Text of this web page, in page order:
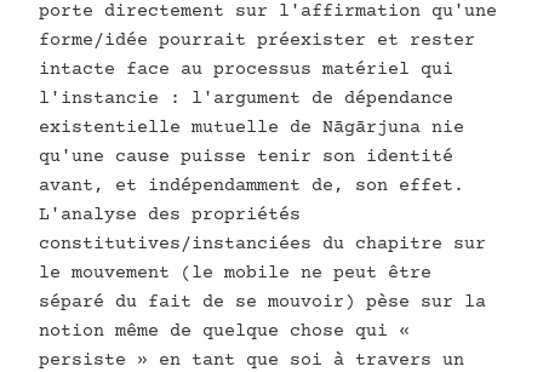
porte directement sur l'affirmation qu'une
forme/idée pourrait préexister et rester
intacte face au processus matériel qui
l'instancie : l'argument de dépendance
existentielle mutuelle de Nāgārjuna nie
qu'une cause puisse tenir son identité
avant, et indépendamment de, son effet.
L'analyse des propriétés
constitutives/instanciées du chapitre sur
le mouvement (le mobile ne peut être
séparé du fait de se mouvoir) pèse sur la
notion même de quelque chose qui «
persiste » en tant que soi à travers un